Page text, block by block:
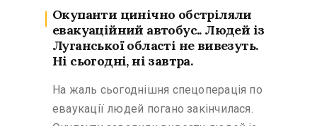
Окупанти цинічно обстріляли
евакуаційний автобус.. Людей із
Луганської області не вивезуть.
Ні сьогодні, ні завтра.
На жаль сьогоднішня спецоперація по
еваукації людей погано закінчилася.